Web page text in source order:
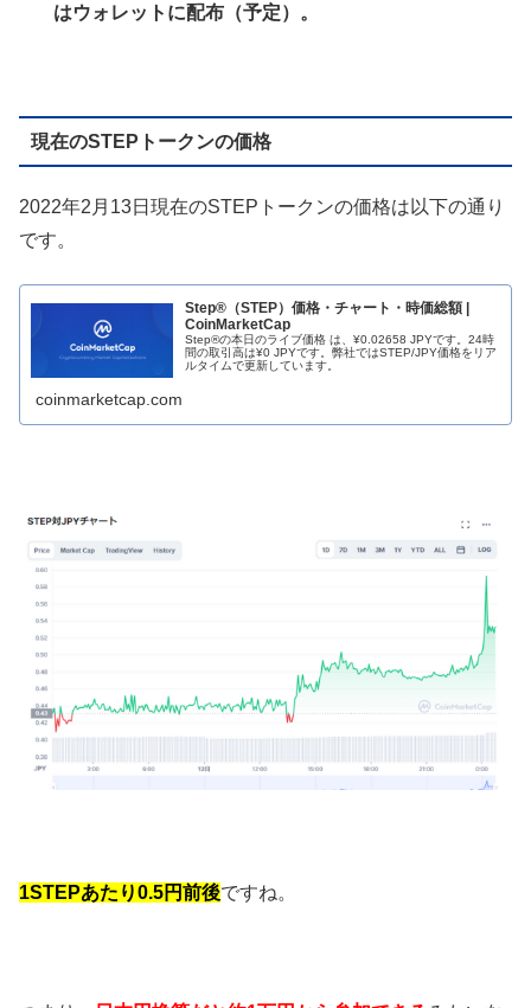
はウォレットに配布（予定）。
現在のSTEPトークンの価格
2022年2月13日現在のSTEPトークンの価格は以下の通り
です。
Step®（STEP）価格・チャート・時価総額 |
CoinMarketCap
Step®の本日のライブ価格 は、¥0.02658 JPYです。24時
間の取引高は¥0 JPYです。弊社ではSTEP/JPY価格をリア
ルタイムで更新しています。
coinmarketcap.com
1STEPあたり0.5円前後ですね。